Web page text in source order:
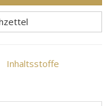
Inhaltsstoffe